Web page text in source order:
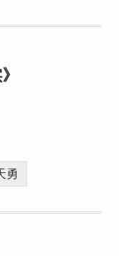
勇